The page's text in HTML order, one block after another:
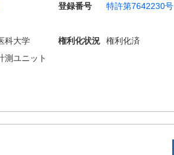
登録番号
特許第7642230号
科大学 権利化状況
権利化済
測ユニット